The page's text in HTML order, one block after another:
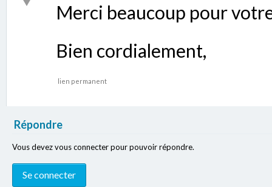
Merci beaucoup pour
Bien cordialement,
lien permanent
Répondre
Vous devez vous connecter pour pouvoir répondre.